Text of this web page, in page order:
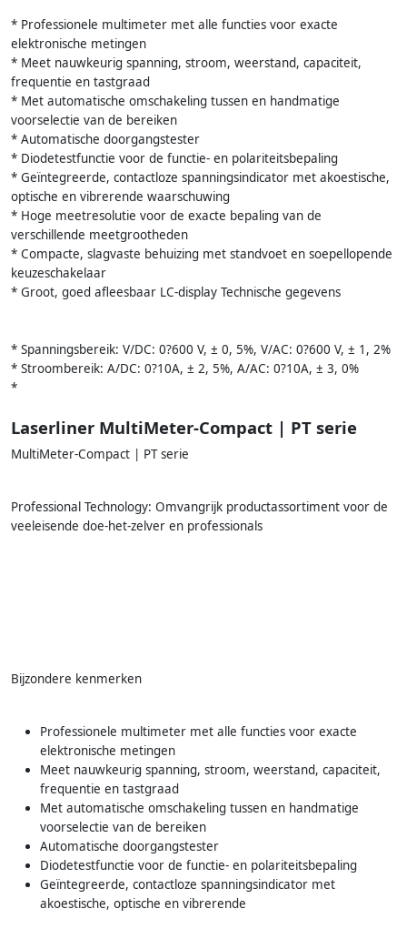
* Professionele multimeter met alle functies voor exacte
elektronische metingen
* Meet nauwkeurig spanning, stroom, weerstand, capaciteit,
frequentie en tastgraad
* Met automatische omschakeling tussen en handmatige
voorselectie van de bereiken
* Automatische doorgangstester
* Diodetestfunctie voor de functie- en polariteitsbepaling
* Geïntegreerde, contactloze spanningsindicator met akoestische,
optische en vibrerende waarschuwing
* Hoge meetresolutie voor de exacte bepaling van de
verschillende meetgrootheden
* Compacte, slagvaste behuizing met standvoet en soepellopende
keuzeschakelaar
* Groot, goed afleesbaar LC-display Technische gegevens
* Spanningsbereik: V/DC: 0?600 V, ± 0, 5%, V/AC: 0?600 V, ± 1, 2%
* Stroombereik: A/DC: 0?10A, ± 2, 5%, A/AC: 0?10A, ± 3, 0%
*
Laserliner MultiMeter-Compact | PT serie
MultiMeter-Compact | PT serie
Professional Technology: Omvangrijk productassortiment voor de
veeleisende doe-het-zelver en professionals
Bijzondere kenmerken
Professionele multimeter met alle functies voor exacte
elektronische metingen
Meet nauwkeurig spanning, stroom, weerstand, capaciteit,
frequentie en tastgraad
Met automatische omschakeling tussen en handmatige
voorselectie van de bereiken
Automatische doorgangstester
Diodetestfunctie voor de functie- en polariteitsbepaling
Geïntegreerde, contactloze spanningsindicator met
akoestische, optische en vibrerende